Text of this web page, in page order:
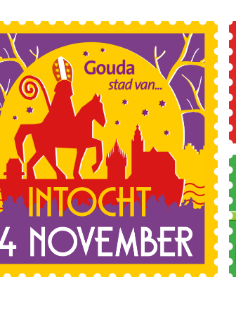
ga naar de inhoud